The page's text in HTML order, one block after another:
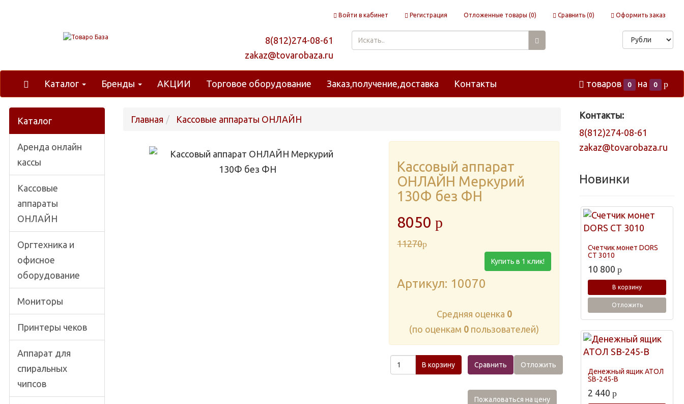
Войти в кабинет Регистрация Отложенные товары (0) Сравнить (0) Оформить заказ
8(812)274-08-61
zakaz@tovarobaza.ru
Каталог Бренды АКЦИИ Торговое оборудование Заказ,получение,доставка Контакты товаров 0 на 0 p
Каталог
Аренда онлайн
кассы
Кассовые
аппараты
ОНЛАЙН
Оргтехника и
офисное
оборудование
Мониторы
Принтеры чеков
Аппарат для
спиральных
чипсов
Главная Кассовые аппараты ОНЛАЙН
Кассовый аппарат
ОНЛАЙН Меркурий
130Ф без ФН
8050 p
11270p
Купить в 1 клик!
Артикул: 10070
Cредняя оценка 0
(по оценкам 0 пользователей)
В корзину Сравнить Отложить
Пожаловаться на цену
Контакты:
8(812)274-08-61
zakaz@tovarobaza.ru
Новинки
Счетчик монет DORS
CT 3010
10 800 p
В корзину
Отложить
Денежный ящик АТОЛ
SB-245-B
2 440 p